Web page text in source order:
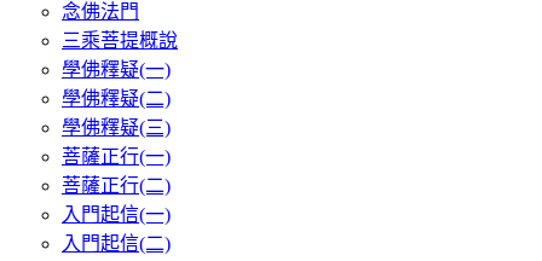
念佛法門
三乘菩提概說
學佛釋疑(一)
學佛釋疑(二)
學佛釋疑(三)
菩薩正行(一)
菩薩正行(二)
入門起信(一)
入門起信(二)